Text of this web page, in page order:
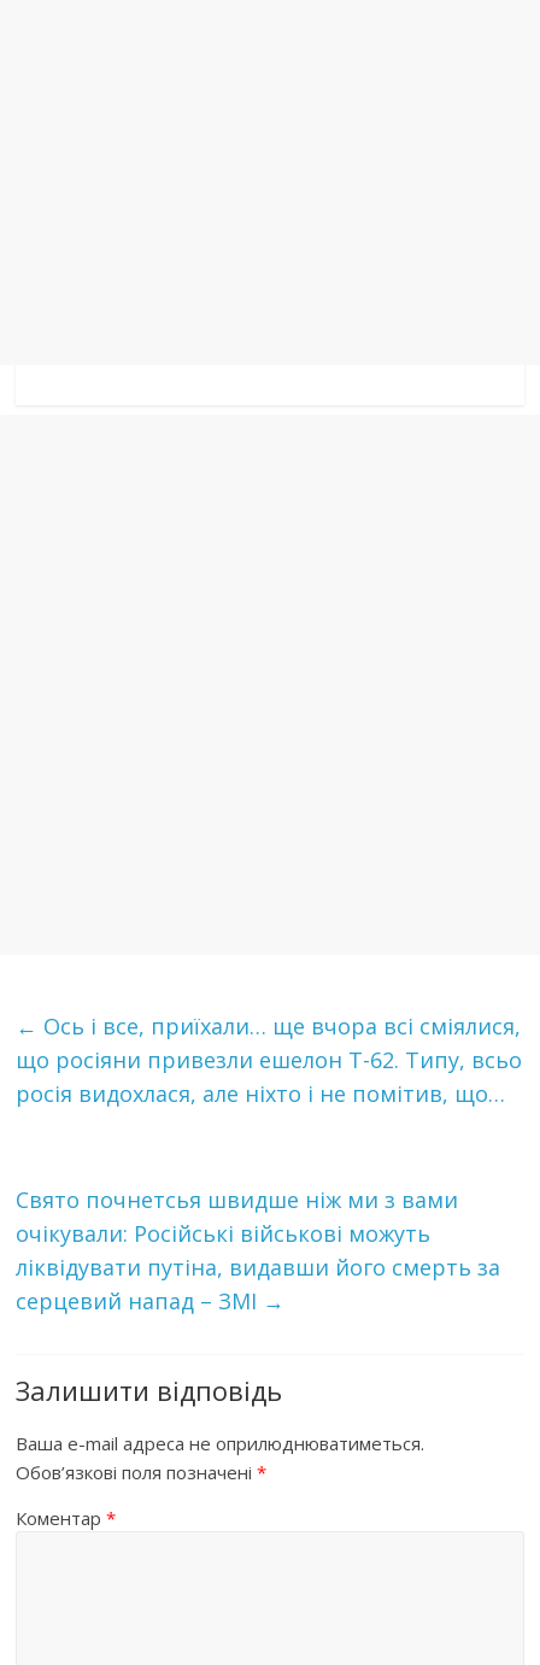
← Ось і все, приїхали… ще вчора всі сміялися,
що росіяни привезли ешелон Т-62. Типу, всьо
росія видохлася, але ніхто і не помітив, що…
Свято почнетсья швидше ніж ми з вами
очікували: Російські військові можуть
ліквідувати путіна, видавши його смерть за
серцевий напад – ЗМІ →
Залишити відповідь
Ваша e-mail адреса не оприлюднюватиметься.
Обов’язкові поля позначені*
Коментар*